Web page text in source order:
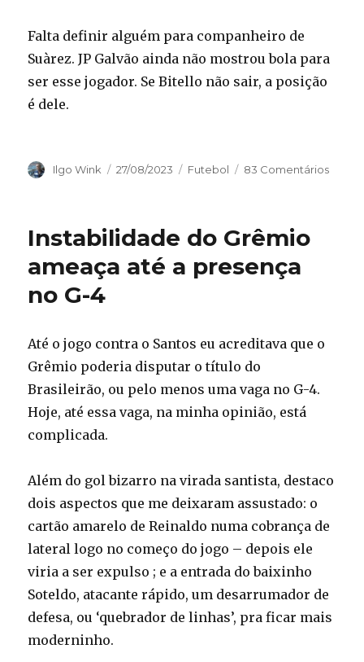
Falta definir alguém para companheiro de
Suàrez. JP Galvão ainda não mostrou bola para
ser esse jogador. Se Bitello não sair, a posição
é dele.
Autor
Ilgo Wink
Publicado
27/08/2023 Categorias
Futebol 83 Comentários
Instabilidade do Grêmio
ameaça até a presença
no G-4
Até o jogo contra o Santos eu acreditava que o
Grêmio poderia disputar o título do
Brasileirão, ou pelo menos uma vaga no G-4.
Hoje, até essa vaga, na minha opinião, está
complicada.
Além do gol bizarro na virada santista, destaco
dois aspectos que me deixaram assustado: o
cartão amarelo de Reinaldo numa cobrança de
lateral logo no começo do jogo – depois ele
viria a ser expulso ; e a entrada do baixinho
Soteldo, atacante rápido, um desarrumador de
defesa, ou ‘quebrador de linhas’, pra ficar mais
moderninho.